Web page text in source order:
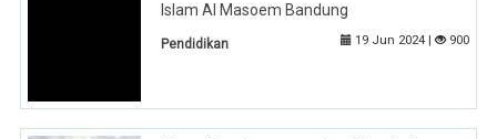
Islam Al Masoem Bandung
Pendidikan 19 Jun 2024 | 900